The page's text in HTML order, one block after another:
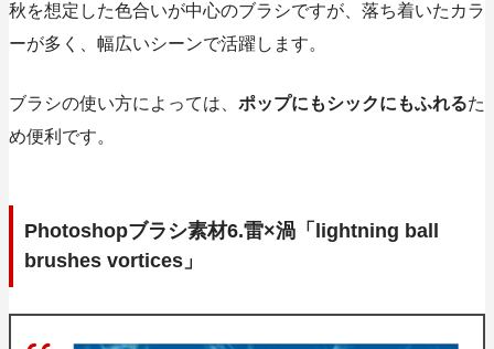
秋を想定した色合いが中心のブラシですが、落ち着いたカラ
ーが多く、幅広いシーンで活躍します。
ブラシの使い方によっては、 ポップにもシックにもふれるた
め便利です。
Photoshopブラシ素材6.雷×渦「lightning ball
brushes vortices」